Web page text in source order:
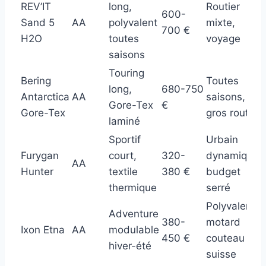
REV’IT
Sand 5
H2O
AA
long,
polyvalent
toutes
saisons
600-
700 €
Routier
mixte,
voyage
Bering
Antarctica
Gore-Tex
AA
Touring
long,
Gore-Tex
laminé
680-750
€
Toutes
saisons,
gros routier
Furygan
Hunter
AA
Sportif
court,
textile
thermique
320-
380 €
Urbain
dynamique,
budget
serré
Ixon Etna AA
Adventure
modulable
hiver-été
380-
450 €
Polyvalence,
motard
couteau
suisse